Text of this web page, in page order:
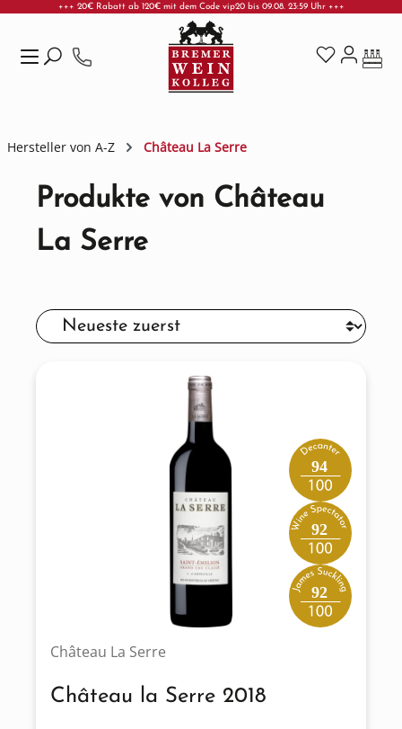
+++ 20€ Rabatt ab 120€ mit dem Code vip20 bis 09.08. 23:59 Uhr +++
Hersteller von A-Z Château La Serre
Produkte von Château
La Serre
94
92
92
Château La Serre
Château la Serre 2018